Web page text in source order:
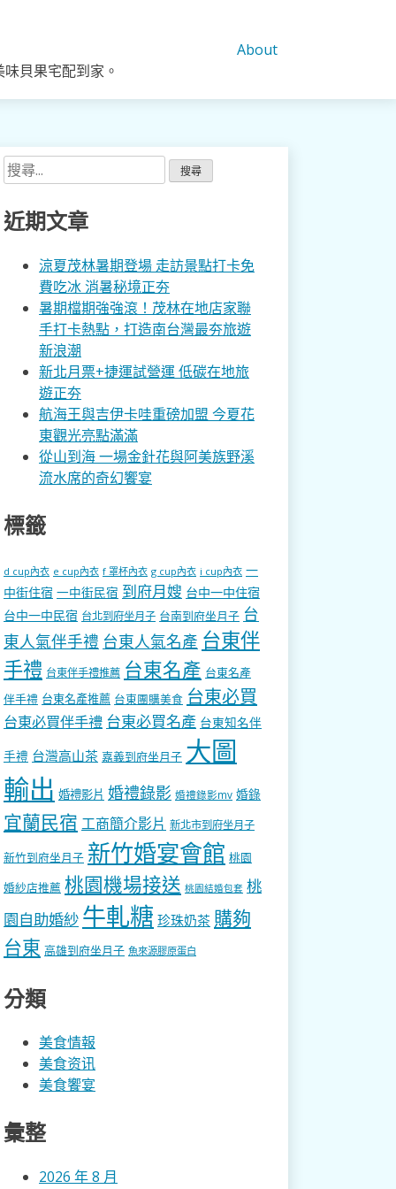
貝果宅配到家。
About
搜
尋
關
鍵
近期文章
涼夏茂林暑期登場 走訪景點打卡免
費吃冰 消暑秘境正夯
暑期檔期強強滾！茂林在地店家聯
手打卡熱點，打造南台灣最夯旅遊
新浪潮
新北月票+捷運試營運 低碳在地旅
遊正夯
航海王與吉伊卡哇重磅加盟 今夏花
東觀光亮點滿滿
從山到海 一場金針花與阿美族野溪
流水席的奇幻饗宴
標籤
d cup內衣 e cup內衣 f 罩杯內衣 g cup內衣 i cup內衣 一
中街住宿 一中街民宿 到府月嫂 台中一中住宿
台中一中民宿 台北到府坐月子 台南到府坐月子 台
東人氣伴手禮 台東人氣名產 台東伴
手禮 台東伴手禮推薦 台東名產 台東名產
伴手禮 台東名產推薦 台東團購美食 台東必買
台東必買伴手禮 台東必買名產 台東知名伴
手禮 台灣高山茶 嘉義到府坐月子 大圖
輸出 婚禮影片 婚禮錄影 婚禮錄影mv 婚錄
宜蘭民宿 工商簡介影片 新北市到府坐月子
新竹到府坐月子 新竹婚宴會館 桃園
婚紗店推薦 桃園機場接送 桃園結婚包套 桃
園自助婚紗 牛軋糖 珍珠奶茶 購夠
台東 高雄到府坐月子 魚來源膠原蛋白
分類
美食情報
美食资讯
美食饗宴
彙整
2026 年 8 月